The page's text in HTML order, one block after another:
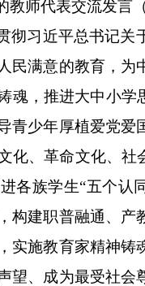
教师代表交流发言
彻习近平总书记
民满意的教育，
魂，推进大中小
青少年厚植爱党
化、革命文化、
各族学生“五个
构建职普融通、
实施教育家精神
望、成为最受社